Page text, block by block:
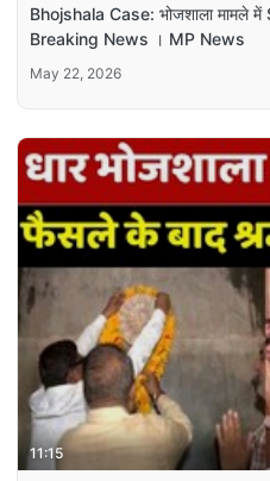
Bhojshala Case: भोजशाला मामले में
Breaking News । MP News
May 22, 2026
11:15